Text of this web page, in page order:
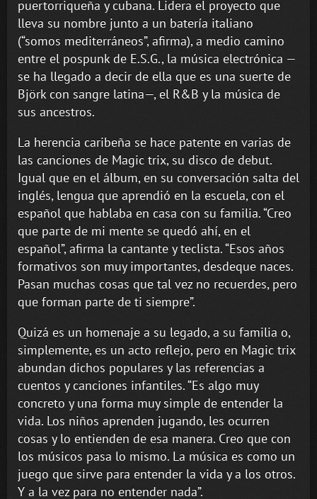
puertorriqueña y cubana. Lidera el proyecto que
lleva su nombre junto a un batería italiano
(“somos mediterráneos”, afirma), a medio camino
entre el pospunk de E.S.G., la música electrónica —
se ha llegado a decir de ella que es una suerte de
Björk con sangre latina—, el R&B y la música de
sus ancestros.
La herencia caribeña se hace patente en varias de
las canciones de Magic trix, su disco de debut.
Igual que en el álbum, en su conversación salta del
inglés, lengua que aprendió en la escuela, con el
español que hablaba en casa con su familia. “Creo
que parte de mi mente se quedó ahí, en el
español”, afirma la cantante y teclista. “Esos años
formativos son muy importantes, desdeque naces.
Pasan muchas cosas que tal vez no recuerdes, pero
que forman parte de ti siempre”.
Quizá es un homenaje a su legado, a su familia o,
simplemente, es un acto reflejo, pero en Magic trix
abundan dichos populares y las referencias a
cuentos y canciones infantiles. “Es algo muy
concreto y una forma muy simple de entender la
vida. Los niños aprenden jugando, les ocurren
cosas y lo entienden de esa manera. Creo que con
los músicos pasa lo mismo. La música es como un
juego que sirve para entender la vida y a los otros.
Y a la vez para no entender nada”.